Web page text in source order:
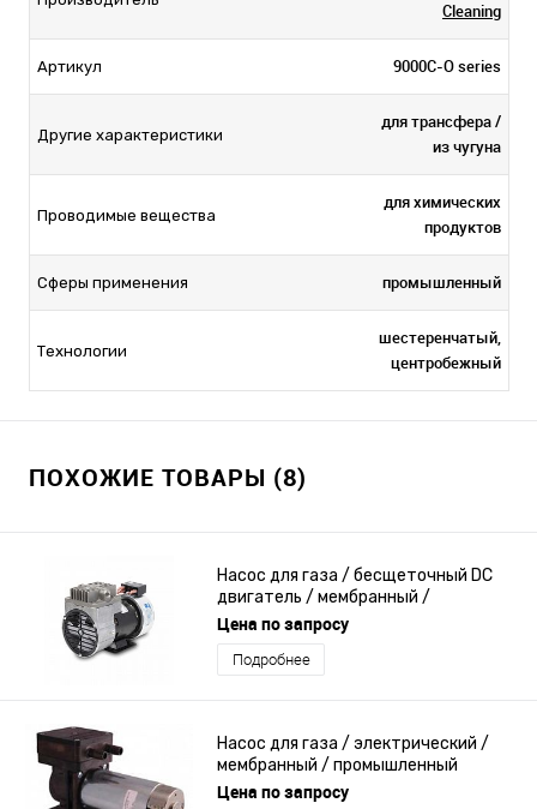
Cleaning
Артикул 9000C-O series
Другие характеристики
для трансфера /
из чугуна
Проводимые вещества
для химических
продуктов
Сферы применения промышленный
Технологии
шестеренчатый,
центробежный
ПОХОЖИЕ ТОВАРЫ (8)
Насос для газа / бесщеточный DC
двигатель / мембранный /
промышленный
Цена по запросу
Подробнее
Насос для газа / электрический /
мембранный / промышленный
Цена по запросу